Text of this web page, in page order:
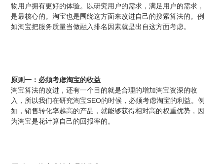
物用户拥有更好的体验。以研究用户的需求，满足用户的需求，
是最核心的。淘宝也是围绕这方面来改进自己的搜索算法的。例
如淘宝把服务质量当做融入排名因素就是出自这方面考虑。
原则一：必须考虑淘宝的收益
淘宝算法的改进，还有一个目的就是合理的增加淘宝资深的收
入，所以我们在研究淘宝SEO的时候，必须考虑淘宝的利益。例
如，销售转化率越高的产品，就能够获得相对高的权重优势，因
为淘宝是花计算自己的回报率的。